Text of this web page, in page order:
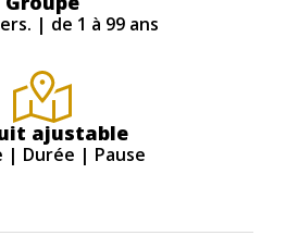
| de 1 à 99 ans
ajustable
| Durée | Pause